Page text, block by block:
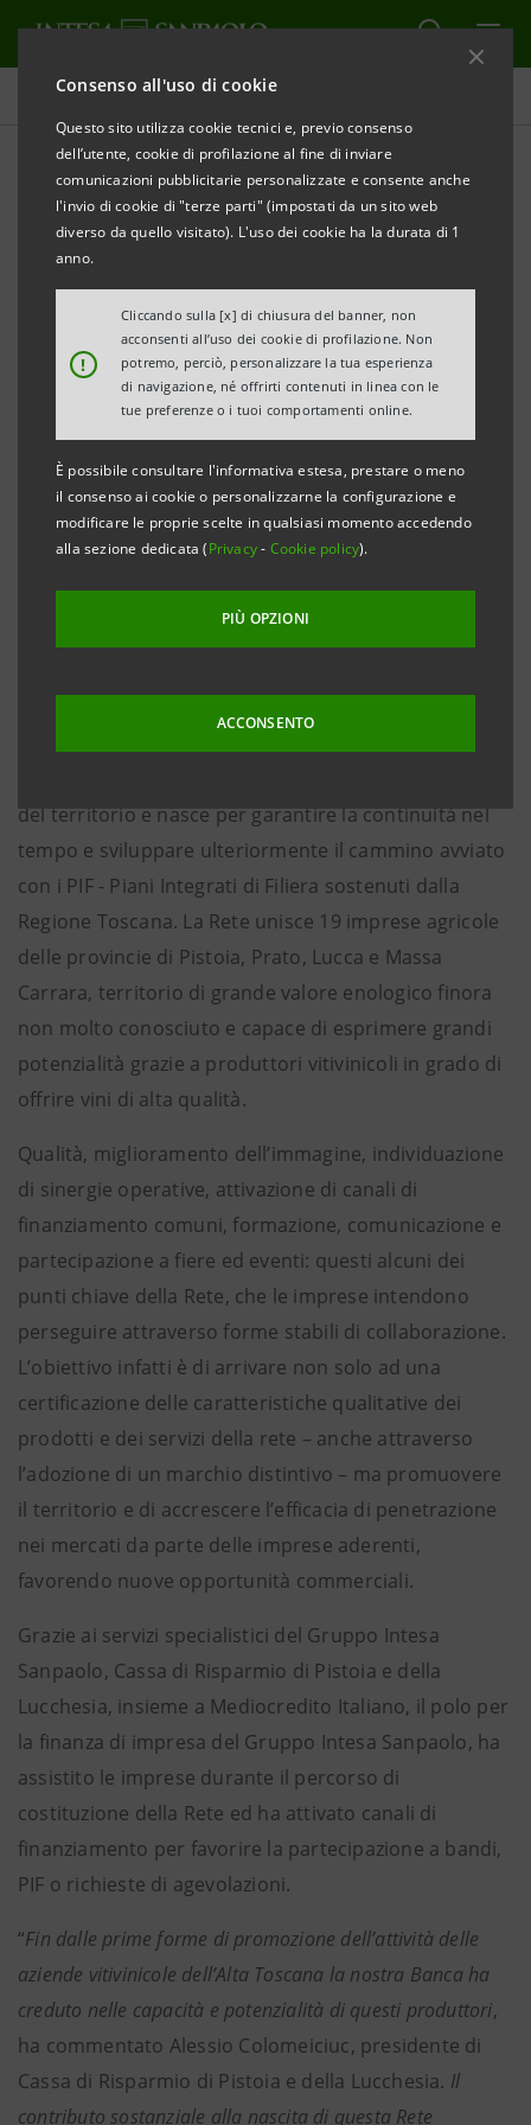
Consenso all'uso di cookie
Questo sito utilizza cookie tecnici e, previo consenso
dell’utente, cookie di profilazione al fine di inviare
comunicazioni pubblicitarie personalizzate e consente anche
l'invio di cookie di "terze parti" (impostati da un sito web
diverso da quello visitato). L'uso dei cookie ha la durata di 1
anno.
!
Cliccando sulla [x] di chiusura del banner, non
acconsenti all’uso dei cookie di profilazione. Non
potremo, perciò, personalizzare la tua esperienza
di navigazione, né offrirti contenuti in linea con le
tue preferenze o i tuoi comportamenti online.
È possibile consultare l'informativa estesa, prestare o meno
il consenso ai cookie o personalizzarne la configurazione e
modificare le proprie scelte in qualsiasi momento accedendo
alla sezione dedicata (Privacy- Cookie policy).
PIÙ OPZIONI
ACCONSENTO
Comunicati stampa
STAMPA AGGIORNA
COMUNICATO STAMPA
NASCE LA “RETE DEI VINI DELL’ALTA TOSCANA”,
A SUPPORTO DELLA COMPETITIVITÀ DEL
TERRITORIO
Pistoia, 9 ottobre 2015– Una rete per accrescere la
capacità delle imprese vitivinicole dell’Alta Toscana
nell’assicurare la qualità dei propri prodotti e per
supportare la competitività sui mercati nazionali ed
Viticoltori dell’Alta Toscana, nata e presentata oggi
nella sede di Cassa di Risparmio di Pistoia e della
Lucchesia, che ha costantemente sostenuto questo
del territorio e nasce per garantire la continuità nel
tempo e sviluppare ulteriormente il cammino avviato
con i PIF - Piani Integrati di Filiera sostenuti dalla
Regione Toscana. La Rete unisce 19 imprese agricole
delle provincie di Pistoia, Prato, Lucca e Massa
Carrara, territorio di grande valore enologico finora
non molto conosciuto e capace di esprimere grandi
potenzialità grazie a produttori vitivinicoli in grado di
offrire vini di alta qualità.
Qualità, miglioramento dell’immagine, individuazione
di sinergie operative, attivazione di canali di
finanziamento comuni, formazione, comunicazione e
partecipazione a fiere ed eventi: questi alcuni dei
punti chiave della Rete, che le imprese intendono
perseguire attraverso forme stabili di collaborazione.
L’obiettivo infatti è di arrivare non solo ad una
certificazione delle caratteristiche qualitative dei
prodotti e dei servizi della rete – anche attraverso
l’adozione di un marchio distintivo – ma promuovere
il territorio e di accrescere l’efficacia di penetrazione
nei mercati da parte delle imprese aderenti,
favorendo nuove opportunità commerciali.
Grazie ai servizi specialistici del Gruppo Intesa
Sanpaolo, Cassa di Risparmio di Pistoia e della
Lucchesia, insieme a Mediocredito Italiano, il polo per
la finanza di impresa del Gruppo Intesa Sanpaolo, ha
assistito le imprese durante il percorso di
costituzione della Rete ed ha attivato canali di
finanziamento per favorire la partecipazione a bandi,
PIF o richieste di agevolazioni.
“Fin dalle prime forme di promozione dell’attività delle
aziende vitivinicole dell’Alta Toscana la nostra Banca ha
creduto nelle capacità e potenzialità di questi produttori,
ha commentato Alessio Colomeiciuc, presidente di
Cassa di Risparmio di Pistoia e della Lucchesia. Il
contributo sostanziale alla nascita di questa Rete